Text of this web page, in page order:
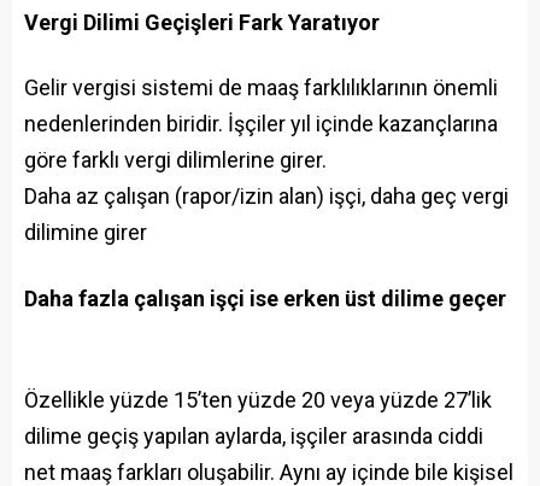
Vergi Dilimi Geçişleri Fark Yaratıyor
Gelir vergisi sistemi de maaş farklılıklarının önemli
nedenlerinden biridir. İşçiler yıl içinde kazançlarına
göre farklı vergi dilimlerine girer.
Daha az çalışan (rapor/izin alan) işçi, daha geç vergi
dilimine girer
Daha fazla çalışan işçi ise erken üst dilime geçer
Özellikle yüzde 15’ten yüzde 20 veya yüzde 27’lik
dilime geçiş yapılan aylarda, işçiler arasında ciddi
net maaş farkları oluşabilir. Aynı ay içinde bile kişisel